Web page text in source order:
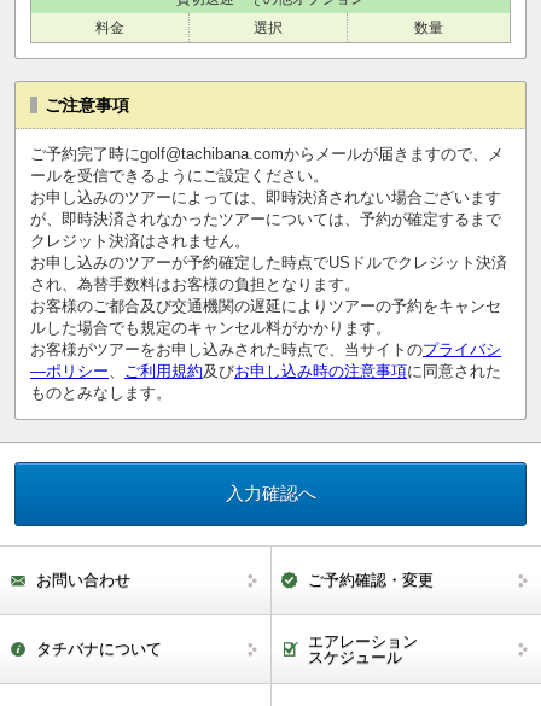
料金
選択 数量
ご注意事項
ご予約完了時にgolf@tachibana.comからメールが届きますので、メ
ールを受信できるようにご設定ください。
お申し込みのツアーによっては、即時決済されない場合ございます
が、即時決済されなかったツアーについては、予約が確定するまで
クレジット決済はされません。
お申し込みのツアーが予約確定した時点でUSドルでクレジット決済
され、為替手数料はお客様の負担となります。
お客様のご都合及び交通機関の遅延によりツアーの予約をキャンセ
ルした場合でも規定のキャンセル料がかかります。
お客様がツアーをお申し込みされた時点で、当サイトのプライバシ
―ポリシー
ご利用規約及びお申し込み時の注意事項に同意された
ものとみなします。
お問い合わせ ご予約確認・変更
タチバナについて
エアレーション
スケジュール